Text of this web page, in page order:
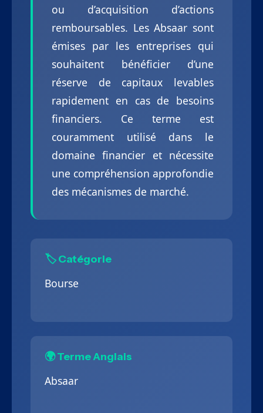
ou d’acquisition d’actions
remboursables. Les Absaar sont
émises par les entreprises qui
souhaitent bénéficier d’une
réserve de capitaux levables
rapidement en cas de besoins
financiers. Ce terme est
couramment utilisé dans le
domaine financier et nécessite
une compréhension approfondie
des mécanismes de marché.
🏷️ Catégorie
Bourse
🌍 Terme Anglais
Absaar